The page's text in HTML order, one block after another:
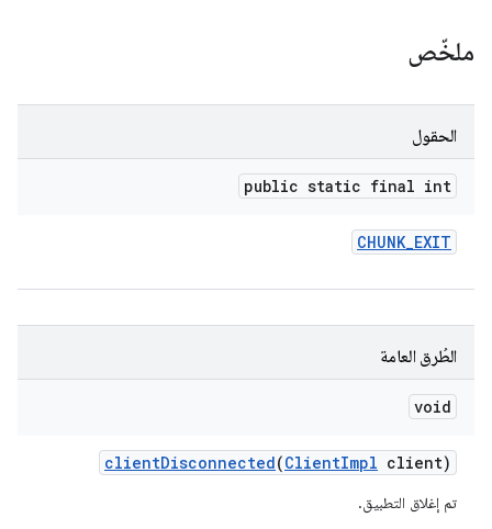
ملخّص
الحقول
public static final int
CHUNK_EXIT
الطُرق العامة
void
clientDisconnected(ClientImpl client)
تم إغلاق التطبيق.